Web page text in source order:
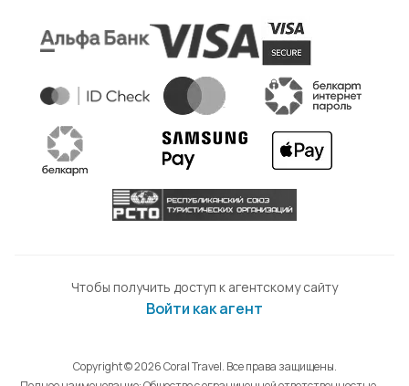
Чтобы получить доступ к агентскому сайту
Войти как агент
Copyright © 2026 Coral Travel. Все права защищены.